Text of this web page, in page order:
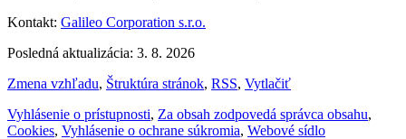
Kontakt: Galileo Corporation s.r.o.
Posledná aktualizácia: 3. 8. 2026
Zmena vzhľadu, Štruktúra stránok, RSS, Vytlačiť
Vyhlásenie o prístupnosti, Za obsah zodpovedá správca obsahu,
Cookies, Vyhlásenie o ochrane súkromia, Webové sídlo